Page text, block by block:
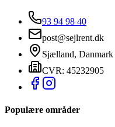
93 94 98 40
post@sejlrent.dk
Sjælland, Danmark
CVR: 45232905
Populære områder